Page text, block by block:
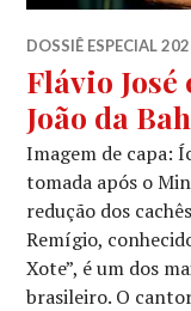
DOSSIÊ ESPECIAL
Flávio José
João da
Imagem de capa:
tomada após o
redução dos
Remígio,
Xote”, é um dos
brasileiro. O